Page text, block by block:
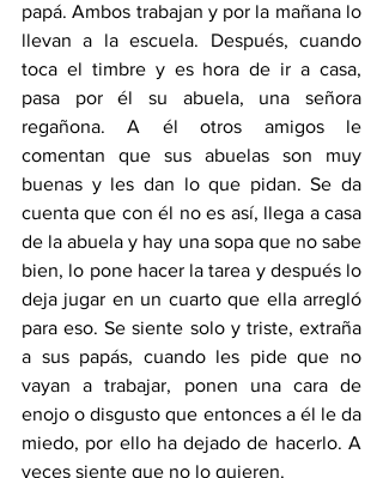
papá. Ambos trabajan y por la mañana lo
llevan a la escuela. Después, cuando
toca el timbre y es hora de ir a casa,
pasa por él su abuela, una señora
regañona. A él otros amigos le
comentan que sus abuelas son muy
buenas y les dan lo que pidan. Se da
cuenta que con él no es así, llega a casa
de la abuela y hay una sopa que no sabe
bien, lo pone hacer la tarea y después lo
deja jugar en un cuarto que ella arregló
para eso. Se siente solo y triste, extraña
a sus papás, cuando les pide que no
vayan a trabajar, ponen una cara de
enojo o disgusto que entonces a él le da
miedo, por ello ha dejado de hacerlo. A
veces siente que no lo quieren.